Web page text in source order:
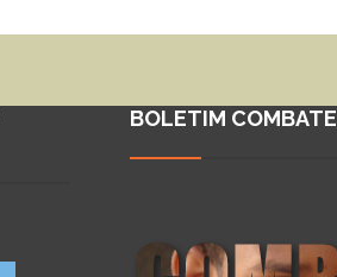
BOLETIM COMBATE